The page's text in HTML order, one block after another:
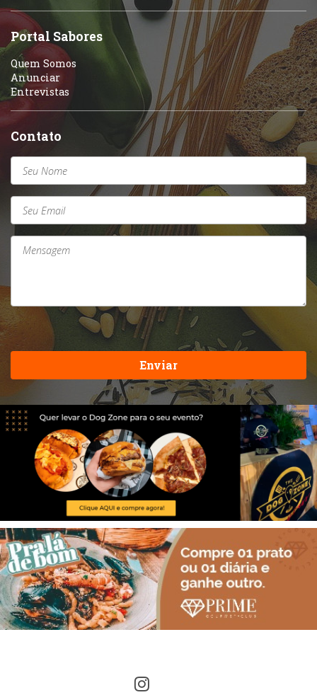
Portal Sabores
Quem Somos
Anunciar
Entrevistas
Contato
Enviar